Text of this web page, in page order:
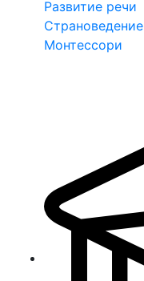
Развитие речи
Страноведение
Монтессори